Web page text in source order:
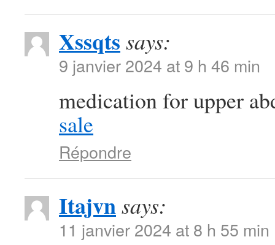
Xssqts says:
9 janvier 2024 at 9 h 46 min
medication for upper
sale
Répondre
Itajvnsays:
11 janvier 2024 at 8 h 55 min